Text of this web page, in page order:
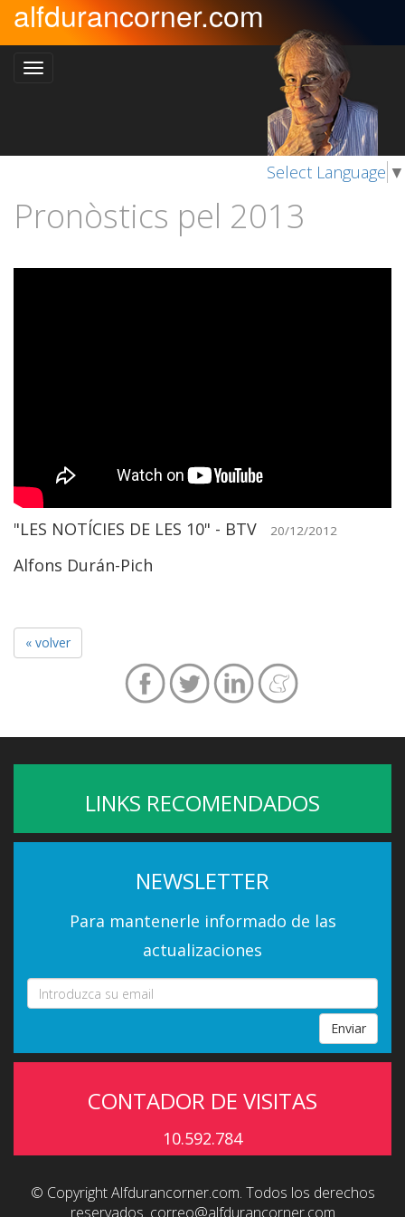
alfdurancorner.com
Select Language ▼
Pronòstics pel 2013
"LES NOTÍCIES DE LES 10" - BTV 20/12/2012
Alfons Durán-Pich
« volver
LINKS RECOMENDADOS
NEWSLETTER
Para mantenerle informado de las
actualizaciones
Enviar
CONTADOR DE VISITAS
10.592.784
© Copyright Alfdurancorner.com. Todos los derechos
reservados. correo@alfdurancorner.com